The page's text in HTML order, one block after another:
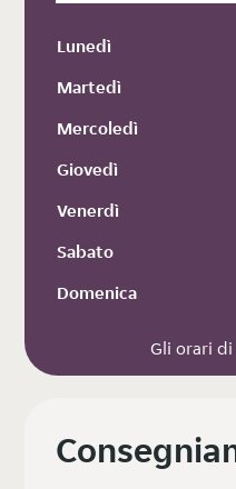
Lunedì
Martedì
Mercoledì
Giovedì
Venerdì
Sabato
Domenica
Gli orari